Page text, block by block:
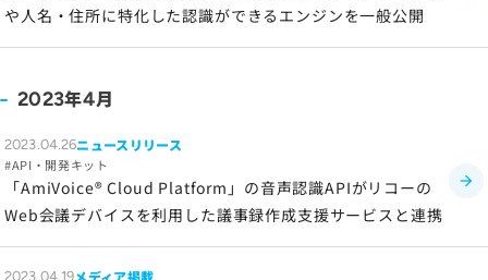
サイトマップ
ソーシャルメディアポリシー
情報セキュリティポリシー
労働者派遣事業に関わる情報
メールマガジン
や人名・住所に特化した認識ができるエンジンを一般公開
2023年4月
2023.04.26ニュースリリース
API・開発キット
「AmiVoice® Cloud Platform」の音声認識APIがリコーの
Web会議デバイスを利用した議事録作成支援サービスと連携
2023.04.19メディア掲載